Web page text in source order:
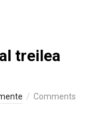
treilea
Comments